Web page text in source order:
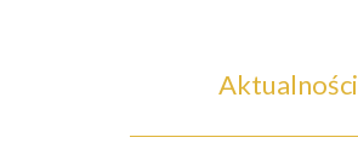
Aktualności